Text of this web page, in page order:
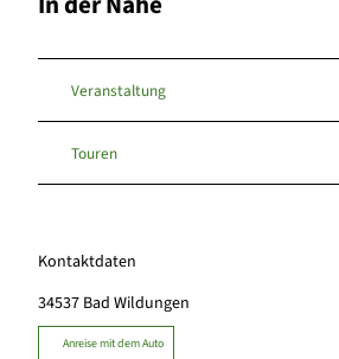
Veranstaltung
Touren
Kontaktdaten
34537 Bad Wildungen
Anreise mit dem Auto